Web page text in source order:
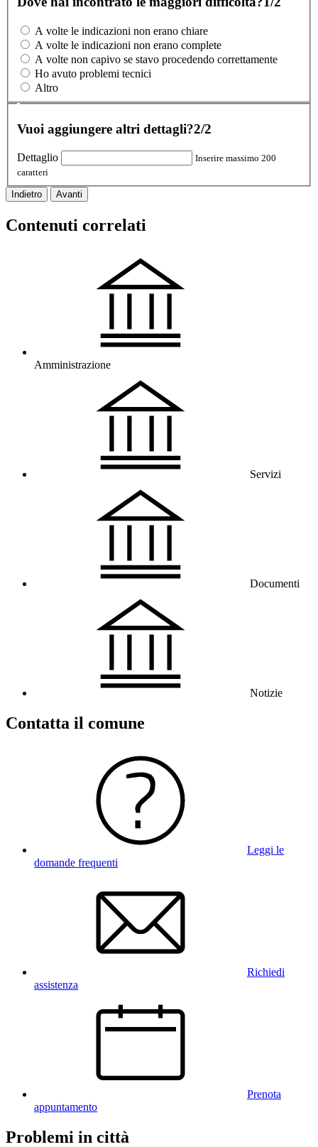
A volte le indicazioni non erano chiare
A volte le indicazioni non erano complete
A volte non capivo se stavo procedendo correttamente
Ho avuto problemi tecnici
Altro
Vuoi aggiungere altri dettagli?2/2
Dettaglio
Inserire massimo 200
caratteri
Indietro Avanti
Contenuti correlati
Amministrazione
Servizi
Documenti
Notizie
Contatta il comune
Leggi le
domande frequenti
Richiedi
assistenza
Prenota
appuntamento
Problemi in città